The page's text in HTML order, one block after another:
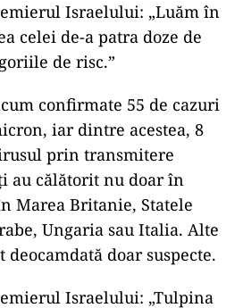
Israelului: „Luăm în
celei de-a patra doze de
de risc.”
confirmate 55 de cazuri
iar dintre acestea, 8
prin transmitere
au călătorit nu doar în
Marea Britanie, Statele
Ungaria sau Italia. Alte
doar suspecte.
Israelului: „Tulpina